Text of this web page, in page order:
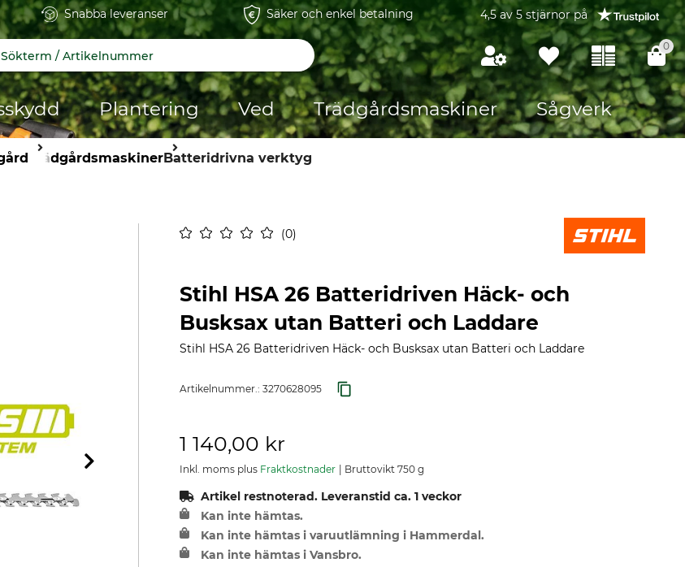
Snabba leveranser Säker och enkel betalning 4,5 av 5 stjärnor på
0
Plantering Ved Trädgårdsmaskiner Sågverk
TrädgårdsmaskinerBatteridrivna verktyg
0
Stihl HSA 26 Batteridriven Häck- och
Busksax utan Batteri och Laddare
Stihl HSA 26 Batteridriven Häck- och Busksax utan Batteri och Laddare
Artikelnummer.: 3270628095
1 140,00 kr
Inkl. moms plus Fraktkostnader Bruttovikt 750 g
Artikel restnoterad. Leveranstid ca. 1 veckor
Kan inte hämtas.
Kan inte hämtas i varuutlämning i Hammerdal.
Kan inte hämtas i Vansbro.